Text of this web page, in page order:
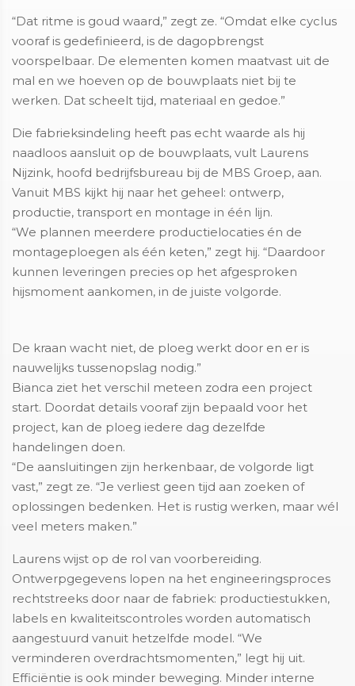
“Dat ritme is goud waard,” zegt ze. “Omdat elke cyclus
vooraf is gedefinieerd, is de dagopbrengst
voorspelbaar. De elementen komen maatvast uit de
mal en we hoeven op de bouwplaats niet bij te
werken. Dat scheelt tijd, materiaal en gedoe.”
Die fabrieksindeling heeft pas echt waarde als hij
naadloos aansluit op de bouwplaats, vult Laurens
Nijzink, hoofd bedrijfsbureau bij de MBS Groep, aan.
Vanuit MBS kijkt hij naar het geheel: ontwerp,
productie, transport en montage in één lijn.
“We plannen meerdere productielocaties én de
montageploegen als één keten,” zegt hij. “Daardoor
kunnen leveringen precies op het afgesproken
hijsmoment aankomen, in de juiste volgorde.
De kraan wacht niet, de ploeg werkt door en er is
nauwelijks tussenopslag nodig.”
Bianca ziet het verschil meteen zodra een project
start. Doordat details vooraf zijn bepaald voor het
project, kan de ploeg iedere dag dezelfde
handelingen doen.
“De aansluitingen zijn herkenbaar, de volgorde ligt
vast,” zegt ze. “Je verliest geen tijd aan zoeken of
oplossingen bedenken. Het is rustig werken, maar wél
veel meters maken.”
Laurens wijst op de rol van voorbereiding.
Ontwerpgegevens lopen na het engineeringsproces
rechtstreeks door naar de fabriek: productiestukken,
labels en kwaliteitscontroles worden automatisch
aangestuurd vanuit hetzelfde model. “We
verminderen overdrachtsmomenten,” legt hij uit.
Efficiëntie is ook minder beweging. Minder interne